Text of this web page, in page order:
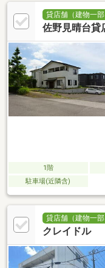
貸店舗（建物一部
佐野見晴台貸
1階
駐車場(近隣含)
貸店舗（建物一部
クレイドル